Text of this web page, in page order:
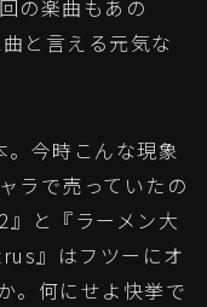
の楽曲もあの
と言える元気な
今時こんな現象
ラで売っていたの
と『ラーメン大
』はフツーにオ
。何にせよ快挙で